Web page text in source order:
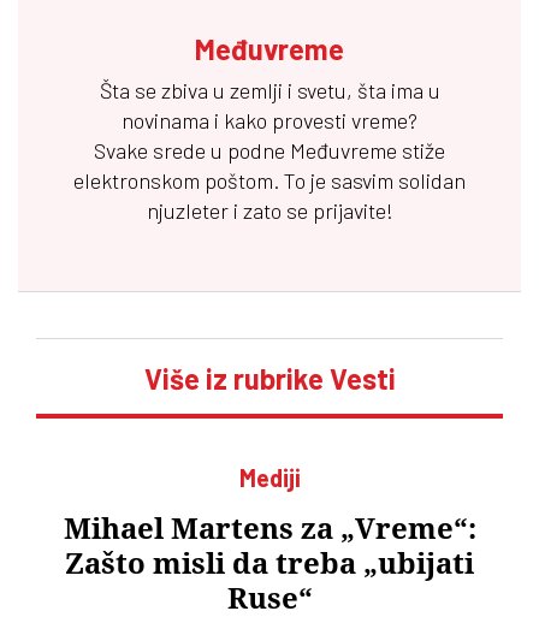
Međuvreme
Šta se zbiva u zemlji i svetu, šta ima u
novinama i kako provesti vreme?
Svake srede u podne Međuvreme stiže
elektronskom poštom. To je sasvim solidan
njuzleter i zato se prijavite!
Više iz rubrike Vesti
Mediji
Mihael Martens za „Vreme“:
Zašto misli da treba „ubijati
Ruse“